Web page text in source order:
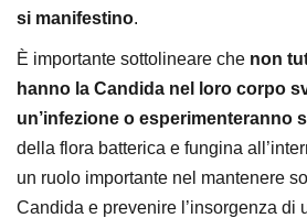
si manifestino.
È importante sottolineare che non
hanno la Candida nel loro corpo
un’infezione o esperimenteranno
della flora batterica e fungina
un ruolo importante nel mantenere
Candida e prevenire l’insorgenza di